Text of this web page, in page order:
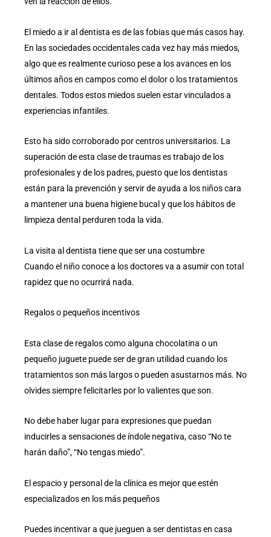
El miedo a ir al dentista es de las fobias que más casos hay.
En las sociedades occidentales cada vez hay más miedos,
algo que es realmente curioso pese a los avances en los
últimos años en campos como el dolor o los tratamientos
dentales. Todos estos miedos suelen estar vinculados a
experiencias infantiles.
Esto ha sido corroborado por centros universitarios. La
superación de esta clase de traumas es trabajo de los
profesionales y de los padres, puesto que los dentistas
están para la prevención y servir de ayuda a los niños cara
a mantener una buena higiene bucal y que los hábitos de
limpieza dental perduren toda la vida.
La visita al dentista tiene que ser una costumbre
Cuando el niño conoce a los doctores va a asumir con total
rapidez que no ocurrirá nada.
Regalos o pequeños incentivos
Esta clase de regalos como alguna chocolatina o un
pequeño juguete puede ser de gran utilidad cuando los
tratamientos son más largos o pueden asustarnos más. No
olvides siempre felicitarles por lo valientes que son.
No debe haber lugar para expresiones que puedan
inducirles a sensaciones de índole negativa, caso “No te
harán daño”, “No tengas miedo”.
El espacio y personal de la clínica es mejor que estén
especializados en los más pequeños
Puedes incentivar a que jueguen a ser dentistas en casa